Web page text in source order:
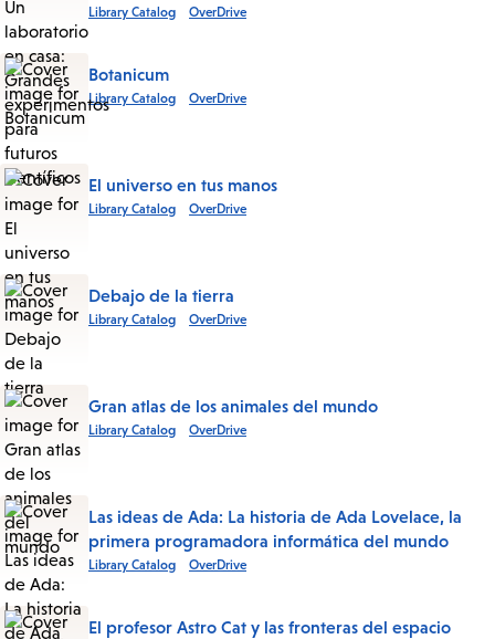
Library Catalog OverDrive
Botanicum
Library Catalog OverDrive
El universo en tus manos
Library Catalog OverDrive
Debajo de la tierra
Library Catalog OverDrive
Gran atlas de los animales del mundo
Library Catalog OverDrive
Las ideas de Ada: La historia de Ada Lovelace, la
primera programadora informática del mundo
Library Catalog OverDrive
El profesor Astro Cat y las fronteras del espacio